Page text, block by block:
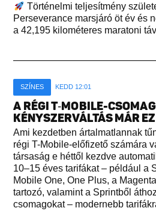
Történelmi teljesítmény
Perseverance marsjáró öt év és
a 42,195 kilométeres maratoni
SZÍNES KEDD 12:01
A RÉGI T‑MOBILE-
KÉNYSZERVÁLTÁS MÁR
Ami kezdetben ártalmatlannak
régi T-Mobile-előfizető számára
társaság e héttől kezdve
10–15 éves tarifákat – például a
Mobile One, One Plus, a
tartozó, valamint a Sprintből
csomagokat – modernebb